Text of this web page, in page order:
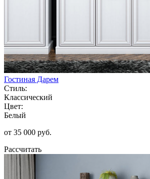
Гостиная Дарем
Стиль:
Классический
Цвет:
Белый
от 35 000 руб.
Рассчитать